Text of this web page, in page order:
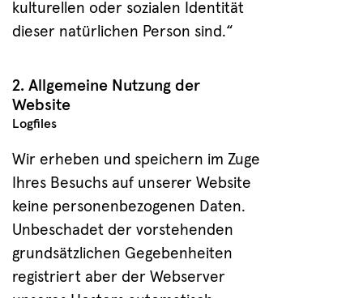
kulturellen oder sozialen Identität
dieser natürlichen Person sind.“
2. Allgemeine Nutzung der
Website
Logfiles
Wir erheben und speichern im Zuge
Ihres Besuchs auf unserer Website
keine personenbezogenen Daten.
Unbeschadet der vorstehenden
grundsätzlichen Gegebenheiten
registriert aber der Webserver